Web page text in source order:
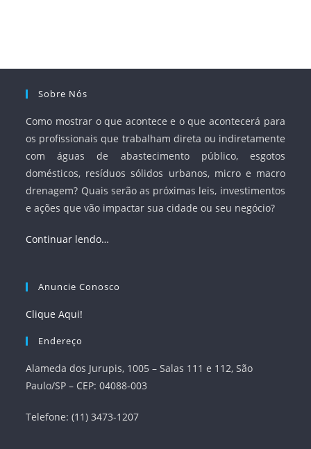
Sobre Nós
Como mostrar o que acontece e o que acontecerá para
os profissionais que trabalham direta ou indiretamente
com águas de abastecimento público, esgotos
domésticos, resíduos sólidos urbanos, micro e macro
drenagem? Quais serão as próximas leis, investimentos
e ações que vão impactar sua cidade ou seu negócio?
Continuar lendo…
Anuncie Conosco
Clique Aqui!
Endereço
Alameda dos Jurupis, 1005 – Salas 111 e 112, São
Paulo/SP – CEP: 04088-003
Telefone: (11) 3473-1207